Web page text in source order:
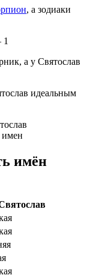
, а зодиаки
а у Святослав
идеальным
имен
имён